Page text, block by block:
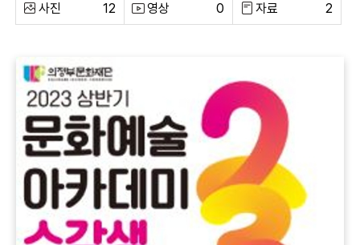
사진 12 영상 0 자료 2